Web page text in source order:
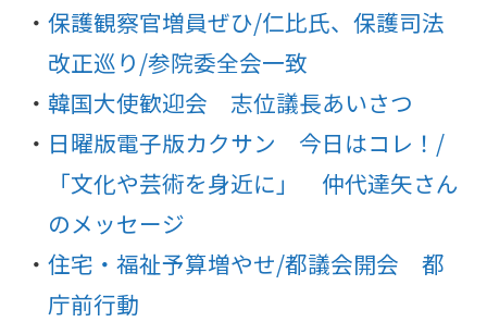
保護観察官増員ぜひ/仁比氏、保護司法
改正巡り/参院委全会一致
韓国大使歓迎会 志位議長あいさつ
日曜版電子版カクサン 今日はコレ！/
「文化や芸術を身近に」 仲代達矢さん
のメッセージ
住宅・福祉予算増やせ/都議会開会 都
庁前行動